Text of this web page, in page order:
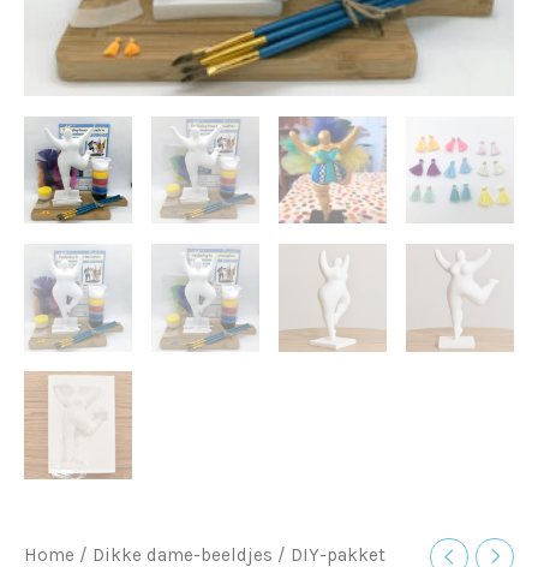
Home / Dikke dame-beeldjes / DIY-pakket